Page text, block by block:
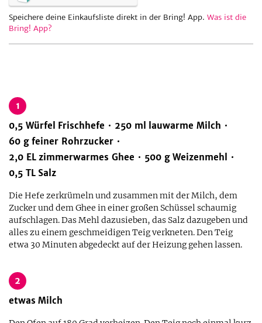
Speichere deine Einkaufsliste direkt in der Bring! App. Was ist die
Bring! App?
1
0,5 Würfel Frischhefe 250 ml
lauwarme Milch
60 g feiner Rohrzucker
2,0 EL zimmerwarmes Ghee 500 g Weizenmehl
0,5 TL Salz
Die Hefe zerkrümeln und zusammen mit der Milch, dem
Zucker und dem Ghee in einer großen Schüssel schaumig
aufschlagen. Das Mehl dazusieben, das Salz dazugeben und
alles zu einem geschmeidigen Teig verkneten. Den Teig
etwa 30 Minuten abgedeckt auf der Heizung gehen lassen.
2
etwas Milch